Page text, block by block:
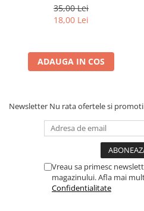
35,00 Lei
18,00 Lei
ADAUGA IN COS
Newsletter Nu rata ofertele si
Vreau sa primesc
magazinului. Afla mai
Confidentialitate